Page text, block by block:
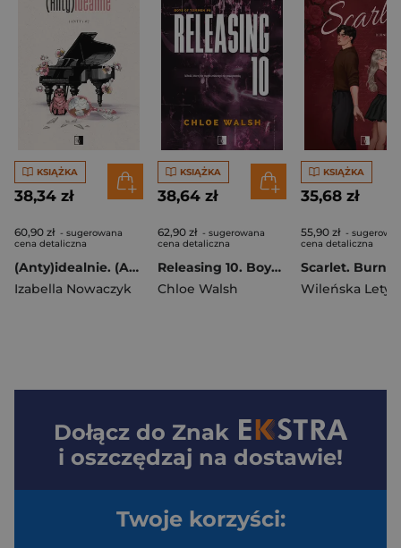
KSIĄŻKA
38,34 zł
60,90 zł - sugerowana
cena detaliczna
(Anty)idealnie. (Anty) Tom 2
Izabella Nowaczyk
KSIĄŻKA
38,64 zł
62,90 zł - sugerowana
cena detaliczna
Releasing 10. Boys of Tommen Tom 6
Chloe Walsh
KSIĄŻKA
35,68 zł
55,90 zł -
cena detaliczna
Wileńska
Dołącz do Znak
i oszczędzaj na dostawie!
Twoje korzyści: